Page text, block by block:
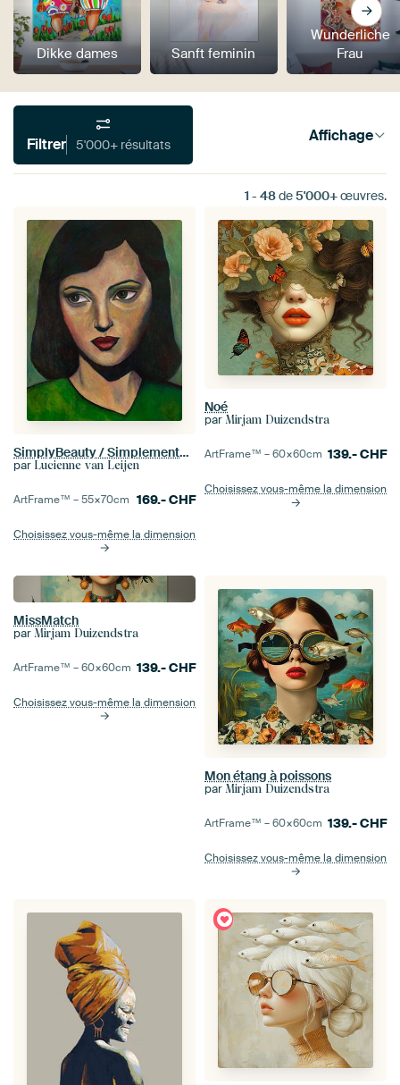
Dikke dames Sanft feminin
Wunderliche
Frau
Filtrer 5'000+ résultats Affichage
1 - 48de5'000+œuvres.
SimplyBeauty / SimplementBeauté
par Lucienne van Leijen
ArtFrame™ –55×70cm 169.-CHF
Choisissez vous-même la dimension
Noé
par Mirjam Duizendstra
ArtFrame™ –60×60cm 139.-CHF
Choisissez vous-même la dimension
MissMatch
par Mirjam Duizendstra
ArtFrame™ –60×60cm 139.-CHF
Choisissez vous-même la dimension
Mon étang à poissons
par Mirjam Duizendstra
ArtFrame™ –60×60cm 139.-CHF
Choisissez vous-même la dimension